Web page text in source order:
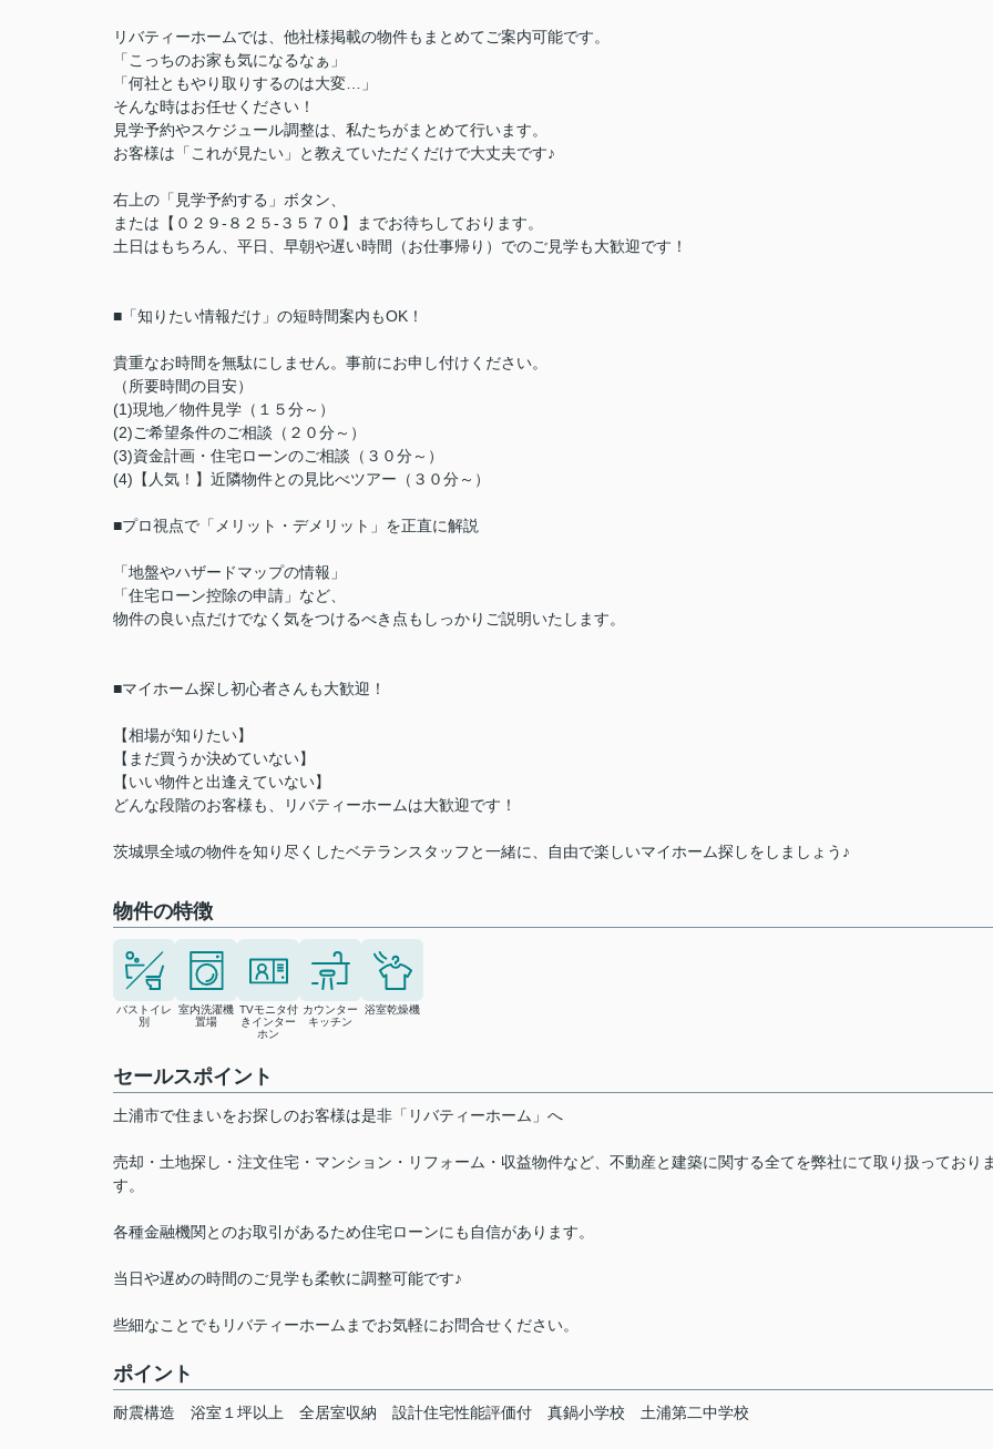
リバティーホームでは、他社様掲載の物件もまとめてご案内可能です。
「こっちのお家も気になるなぁ」
「何社ともやり取りするのは大変…」
そんな時はお任せください！
見学予約やスケジュール調整は、私たちがまとめて行います。
お客様は「これが見たい」と教えていただくだけで大丈夫です♪
右上の「見学予約する」ボタン、
または【０２９-８２５-３５７０】までお待ちしております。
土日はもちろん、平日、早朝や遅い時間（お仕事帰り）でのご見学も大歓迎です！
■「知りたい情報だけ」の短時間案内もOK！
貴重なお時間を無駄にしません。事前にお申し付けください。
（所要時間の目安）
(1)現地／物件見学（１５分～）
(2)ご希望条件のご相談（２０分～）
(3)資金計画・住宅ローンのご相談（３０分～）
(4)【人気！】近隣物件との見比べツアー（３０分～）
■プロ視点で「メリット・デメリット」を正直に解説
「地盤やハザードマップの情報」
「住宅ローン控除の申請」など、
物件の良い点だけでなく気をつけるべき点もしっかりご説明いたします。
■マイホーム探し初心者さんも大歓迎！
【相場が知りたい】
【まだ買うか決めていない】
【いい物件と出逢えていない】
どんな段階のお客様も、リバティーホームは大歓迎です！
茨城県全域の物件を知り尽くしたベテランスタッフと一緒に、自由で楽しいマイホーム探しをしましょう♪
物件の特徴
バストイレ
別
室内洗濯機
置場
TVモニタ付
きインター
ホン
カウンター
キッチン
浴室乾燥機
セールスポイント
土浦市で住まいをお探しのお客様は是非「リバティーホーム」へ
売却・土地探し・注文住宅・マンション・リフォーム・収益物件など、不動産と建築に関する全てを弊社にて取り扱っており
す。
各種金融機関とのお取引があるため住宅ローンにも自信があります。
当日や遅めの時間のご見学も柔軟に調整可能です♪
些細なことでもリバティーホームまでお気軽にお問合せください。
ポイント
耐震構造 浴室１坪以上 全居室収納 設計住宅性能評価付 真鍋小学校 土浦第二中学校